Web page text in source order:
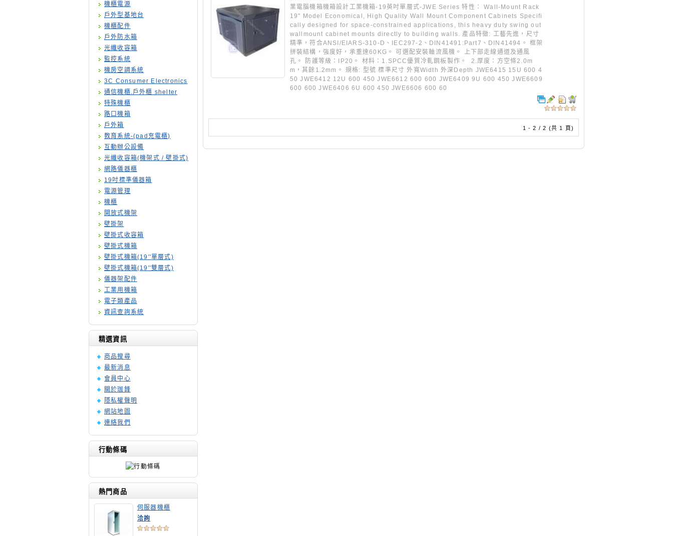
機櫃電源
戶外型基地台
機櫃配件
戶外防水箱
光纖收容箱
監控系統
機房空調系統
3C Consumer Electronics
通信機櫃.戶外櫃 shelter
特殊機櫃
路口機箱
戶外箱
教育系統-(pad充電櫃)
互動辦公設備
光纖收容箱(機架式 / 壁掛式)
網路儀器櫃
19吋標準儀器箱
電源管理
機櫃
開放式機架
壁掛架
壁掛式收容箱
壁掛式機箱
壁掛式機箱(19''單層式)
壁掛式機箱(19''雙層式)
儀器架配件
工業用機箱
電子類產品
資訊查詢系統
精選資訊
商品搜尋
最新消息
會員中心
關於珈鋒
隱私權聲明
網站地圖
連絡我們
行動條碼
熱門商品
伺服器機櫃
洽詢
業電腦機箱機箱設計工業機箱-19英吋單層式-JWE Series 特性： Wall-Mount Rack
19" Model Economical, High Quality Wall Mount Component Cabinets Specifi
cally designed for space-constrained applications, this heavy duty swing out
wallmount cabinet mounts directly to building walls. 產品特徵: 工藝先進，尺寸
精準，符合ANSI/EIARS-310-D、IEC297-2、DIN41491:Part7、DIN41494。 框架
拼裝結構，強度好，承重達60KG。 可選配安裝軸流風機。 上下部走線通道及通風
孔。 防護等級：IP20。 材料：1.SPCC優質冷軋鋼板製作。 2.厚度：方空條2.0m
m，其餘1.2mm。 規格: 型號 標準尺寸 外寬Width 外深Depth JWE6415 15U 600 4
50 JWE6412 12U 600 450 JWE6612 600 600 JWE6409 9U 600 450 JWE6609
600 600 JWE6406 6U 600 450 JWE6606 600 60
1 - 2 / 2 (共 1 頁)